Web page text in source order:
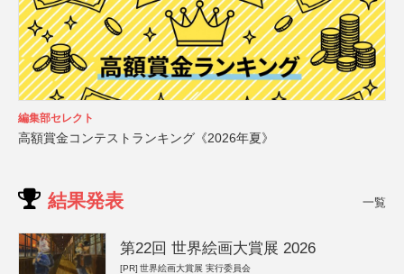
編集部セレクト
高額賞金コンテストランキング《2026年夏》
結果発表 一覧
第22回 世界絵画大賞展 2026
[PR] 世界絵画大賞展 実行委員会